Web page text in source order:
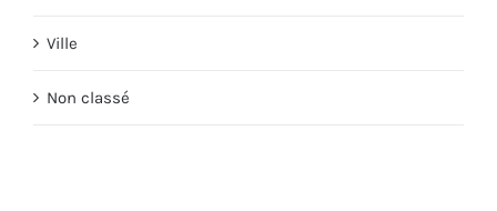
Ville
Non classé